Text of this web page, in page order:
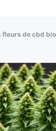
fleurs de cbd